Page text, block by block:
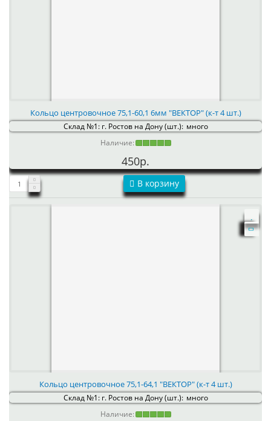
Кольцо центровочное 75,1-60,1 6мм "ВЕКТОР" (к-т 4 шт.)
Склад №1: г. Ростов на Дону (шт.): много
Наличие:
450р.
В корзину
Кольцо центровочное 75,1-64,1 "ВЕКТОР" (к-т 4 шт.)
Склад №1: г. Ростов на Дону (шт.): много
Наличие: